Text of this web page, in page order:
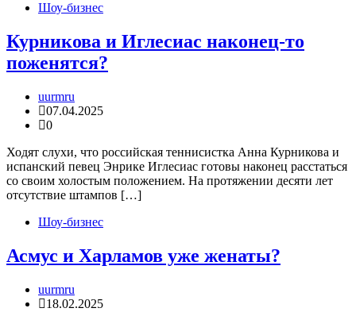
Шоу-бизнес
Курникова и Иглесиас наконец-то
поженятся?
uurmru
07.04.2025
0
Ходят слухи, что российская теннисистка Анна Курникова и
испанский певец Энрике Иглесиас готовы наконец расстаться
со своим холостым положением. На протяжении десяти лет
отсутствие штампов […]
Шоу-бизнес
Асмус и Харламов уже женаты?
uurmru
18.02.2025